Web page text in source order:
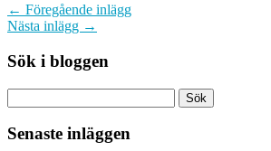
← Föregående inlägg
Nästa inlägg →
Sök i bloggen
Senaste inläggen